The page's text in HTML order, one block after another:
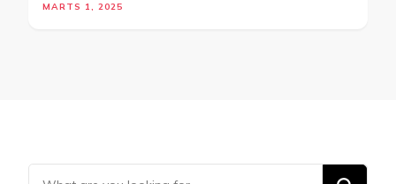
MARTS 1, 2025
Looking